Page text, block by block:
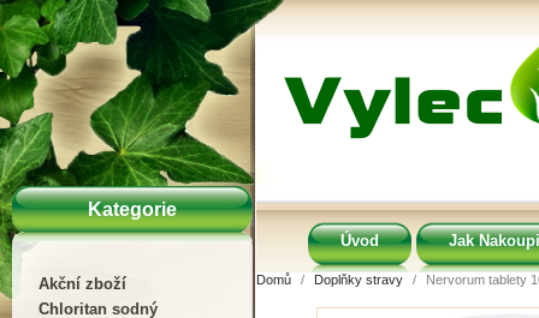
Kategorie
Akční zboží
Chloritan sodný
Úvod Jak
Domů Doplňky stravy Nervorum tablety